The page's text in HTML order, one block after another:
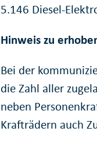
5.146 Diesel-
Hinweis zu
Bei der
die Zahl aller
neben
Krafträdern auch